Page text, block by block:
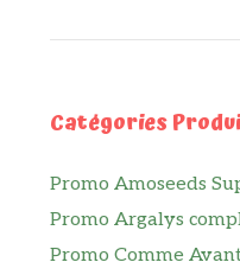
Catégories
Promo Amoseeds
Promo Argalys
Promo Comme